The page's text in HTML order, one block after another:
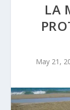
LA
May 21,